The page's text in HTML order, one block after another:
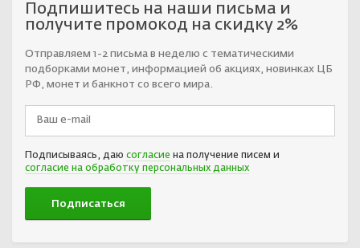
Подпишитесь на наши письма и
получите промокод на скидку 2%
Отправляем 1-2 письма в неделю с тематическими
подборками монет, информацией об акциях, новинках ЦБ
РФ, монет и банкнот со всего мира.
Подписываясь, даю согласие на получение писем и
согласие на обработку персональных данных